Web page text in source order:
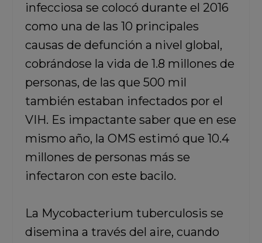
infecciosa se colocó durante el 2016
como una de las 10 principales
causas de defunción a nivel global,
cobrándose la vida de 1.8 millones de
personas, de las que 500 mil
también estaban infectados por el
VIH. Es impactante saber que en ese
mismo año, la OMS estimó que 10.4
millones de personas más se
infectaron con este bacilo.
La Mycobacterium tuberculosis se
disemina a través del aire, cuando